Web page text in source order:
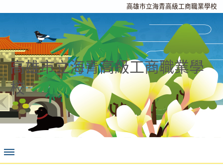
高雄市立海青高級工商職業學校
高雄市立海青高級工商職業學
校